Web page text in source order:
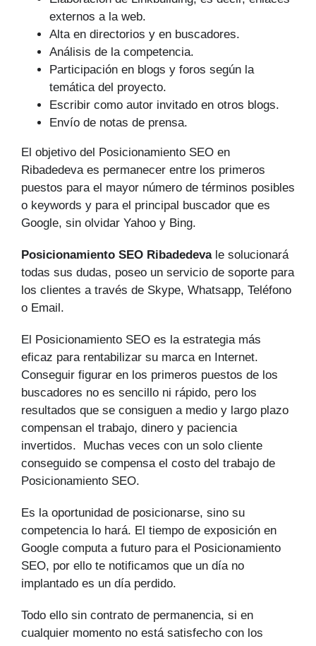
externos a la web.
Alta en directorios y en buscadores.
Análisis de la competencia.
Participación en blogs y foros según la
temática del proyecto.
Escribir como autor invitado en otros blogs.
Envío de notas de prensa.
El objetivo del Posicionamiento SEO en
Ribadedeva es permanecer entre los primeros
puestos para el mayor número de tér­minos posibles
o keywords y para el principal buscador que es
Google, sin olvidar Yahoo y Bing.
Posicionamiento SEO Ribadedevale solucionará
todas sus dudas, poseo un servicio de soporte para
los clientes a través de Skype, Whatsapp, Teléfono
o Email.
El Posicionamiento SEO es la estrategia más
eficaz para rentabilizar su marca en Internet.
Conseguir figurar en los primeros puestos de los
buscadores no es sencillo ni rápido, pero los
resultados que se consiguen a medio y largo plazo
compensan el trabajo, dinero y paciencia
invertidos. Muchas veces con un solo cliente
conseguido se compensa el costo del trabajo de
Posicionamiento SEO.
Es la oportunidad de posicionarse, sino su
competencia lo hará. El tiempo de exposición en
Google computa a futuro para el Posicionamiento
SEO, por ello te notificamos que un día no
implantado es un día perdido.
Todo ello sin contrato de permanencia, si en
cualquier momento no está satisfecho con los